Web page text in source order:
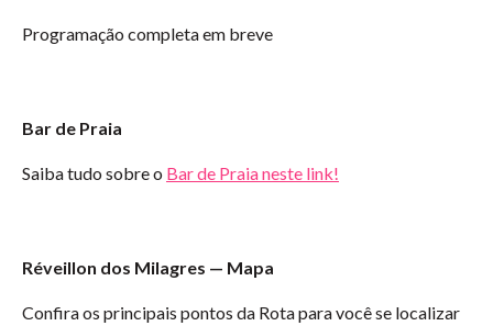
Programação completa em breve
Bar de Praia
Saiba tudo sobre o Bar de Praia neste link!
Réveillon dos Milagres — Mapa
Confira os principais pontos da Rota para você se localizar